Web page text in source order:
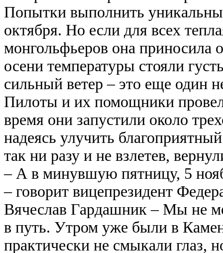
Попытки выполнить
октября. Но если для всех
монгольфьеров она приносила
осени температуры стояли
сильный ветер – это еще один
Пилоты и их помощники
время они запустили около
надеясь улучить
так ни разу и не взлетев,
– А в минувшую пятницу, 5
– говорит вицепрезидент
Вячеслав Гардашник – Мы не
в путь. Утром уже были в
практически не смыкали глаз,